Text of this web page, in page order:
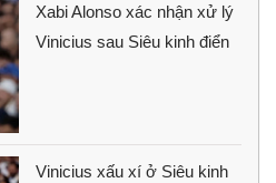
Xabi Alonso xác nhận xử lý
Vinicius sau Siêu kinh điển
Vinicius xấu xí ở Siêu kinh